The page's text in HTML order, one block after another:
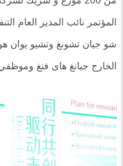
المؤتمر نائب المدير العام
شو جيان تشونغ وتشيو يوان
الخارج جيانغ هاى فنغ